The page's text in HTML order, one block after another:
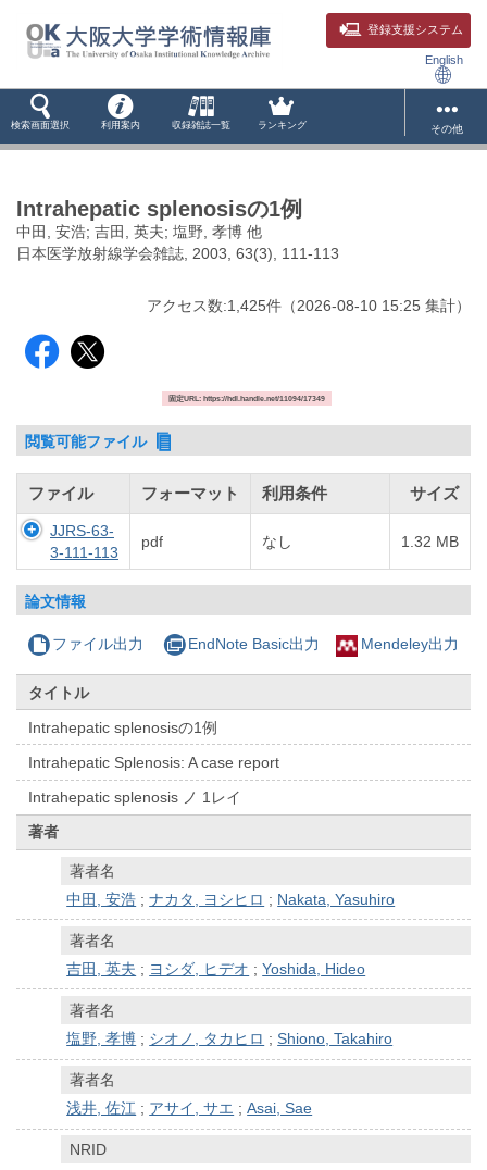
登録支援システム
English
検索画面選択 利用案内 収録雑誌一覧 ランキング その他
Intrahepatic splenosisの1例
中田, 安浩; 吉田, 英夫; 塩野, 孝博 他
日本医学放射線学会雑誌, 2003, 63(3), 111-113
アクセス数:1,425件 （2026-08-10 15:25 集計）
固定URL: https://hdl.handle.net/11094/17349
閲覧可能ファイル
ファイル フォーマット 利用条件 サイズ
JJRS-63-
3-111-113
pdf なし 1.32 MB
論文情報
ファイル出力 EndNote Basic出力 Mendeley出力
タイトル
Intrahepatic splenosisの1例
Intrahepatic Splenosis: A case report
Intrahepatic splenosis ノ 1レイ
著者
著者名
中田, 安浩 ;ナカタ, ヨシヒロ ; Nakata, Yasuhiro
著者名
吉田, 英夫 ; ヨシダ, ヒデオ ;Yoshida, Hideo
著者名
塩野, 孝博 ; シオノ, タカヒロ ;Shiono, Takahiro
著者名
浅井, 佐江 ; アサイ, サエ ;Asai, Sae
NRID